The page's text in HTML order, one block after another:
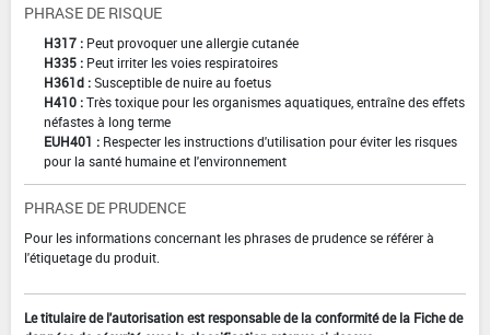
PHRASE DE RISQUE
H317 : Peut provoquer une allergie cutanée
H335 : Peut irriter les voies respiratoires
H361d :Susceptible de nuire au foetus
H410 :Très toxique pour les organismes aquatiques, entraîne des effets
néfastes à long terme
EUH401 : Respecter les instructions d'utilisation pour éviter les risques
pour la santé humaine et l'environnement
PHRASE DE PRUDENCE
Pour les informations concernant les phrases de prudence se référer à
l'étiquetage du produit.
Le titulaire de l'autorisation est responsable de la conformité de la Fiche de